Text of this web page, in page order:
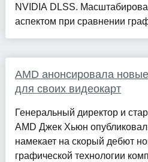
NVIDIA DLSS.
аспектом при сравнении
AMD анонсировала
для своих видеокарт
Генеральный директор и
AMD Джек Хьюн
намекает на скорый дебют
графической технологии